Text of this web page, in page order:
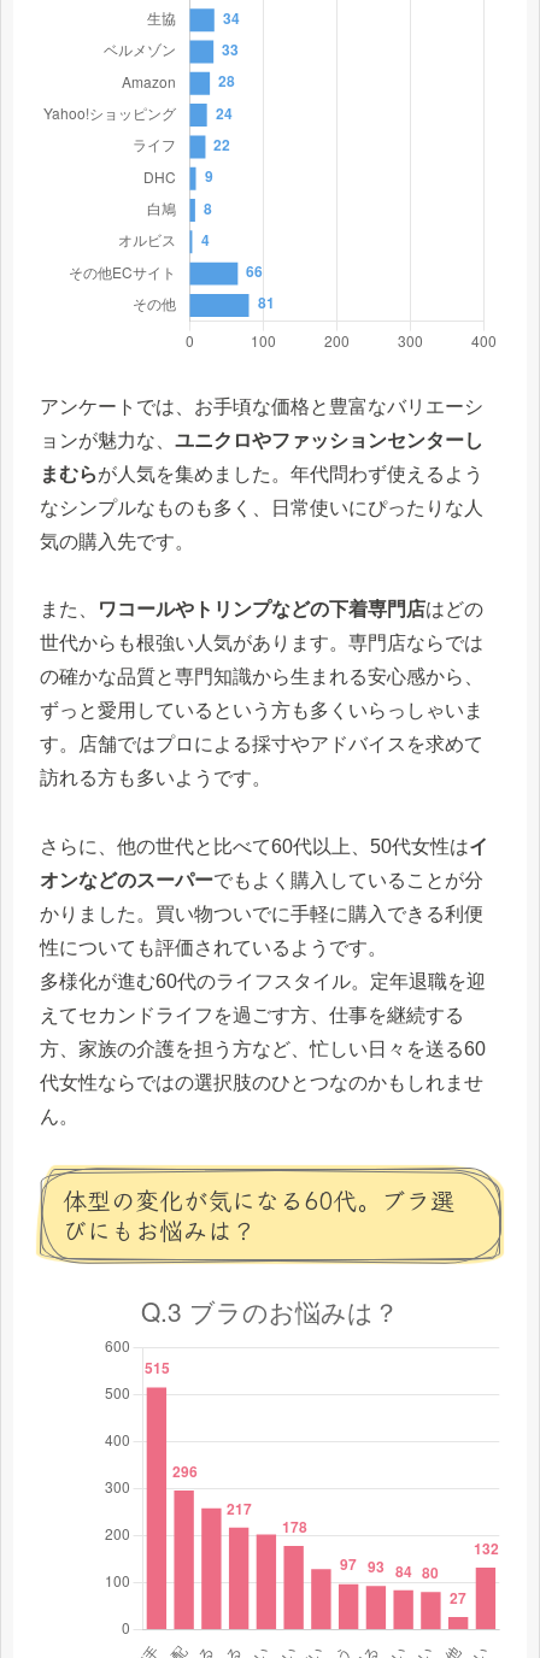
アンケートでは、お手頃な価格と豊富なバリエーシ
ョンが魅力な、 ユニクロやファッションセンターし
まむらが人気を集めました。年代問わず使えるよう
なシンプルなものも多く、日常使いにぴったりな人
気の購入先です。
また、 ワコールやトリンプなどの下着専門店はどの
世代からも根強い人気があります。専門店ならでは
の確かな品質と専門知識から生まれる安心感から、
ずっと愛用しているという方も多くいらっしゃいま
す。店舗ではプロによる採寸やアドバイスを求めて
訪れる方も多いようです。
さらに、他の世代と比べて60代以上、50代女性はイ
オンなどのスーパーでもよく購入していることが分
かりました。買い物ついでに手軽に購入できる利便
性についても評価されているようです。
多様化が進む60代のライフスタイル。定年退職を迎
えてセカンドライフを過ごす方、仕事を継続する
方、家族の介護を担う方など、忙しい日々を送る60
代女性ならではの選択肢のひとつなのかもしれませ
ん。
体型の変化が気になる60代。ブラ選
びにもお悩みは？